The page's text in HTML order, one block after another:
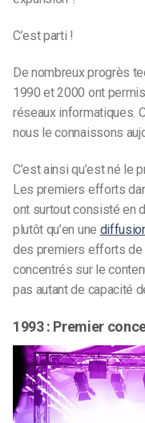
C’est parti !
De nombreux progrès
1990 et 2000 ont
réseaux informatiques.
nous le connaissons
C’est ainsi qu’est né le
Les premiers efforts
ont surtout consisté en
plutôt qu’en une
des premiers efforts
concentrés sur le
pas autant de capacité
1993 : Premier